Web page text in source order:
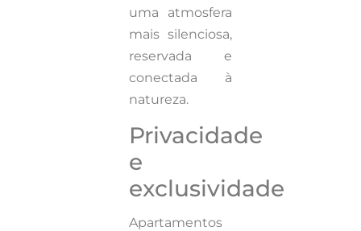
uma atmosfera
mais silenciosa,
reservada e
conectada à
natureza.
Privacidade
e
exclusividade
Apartamentos